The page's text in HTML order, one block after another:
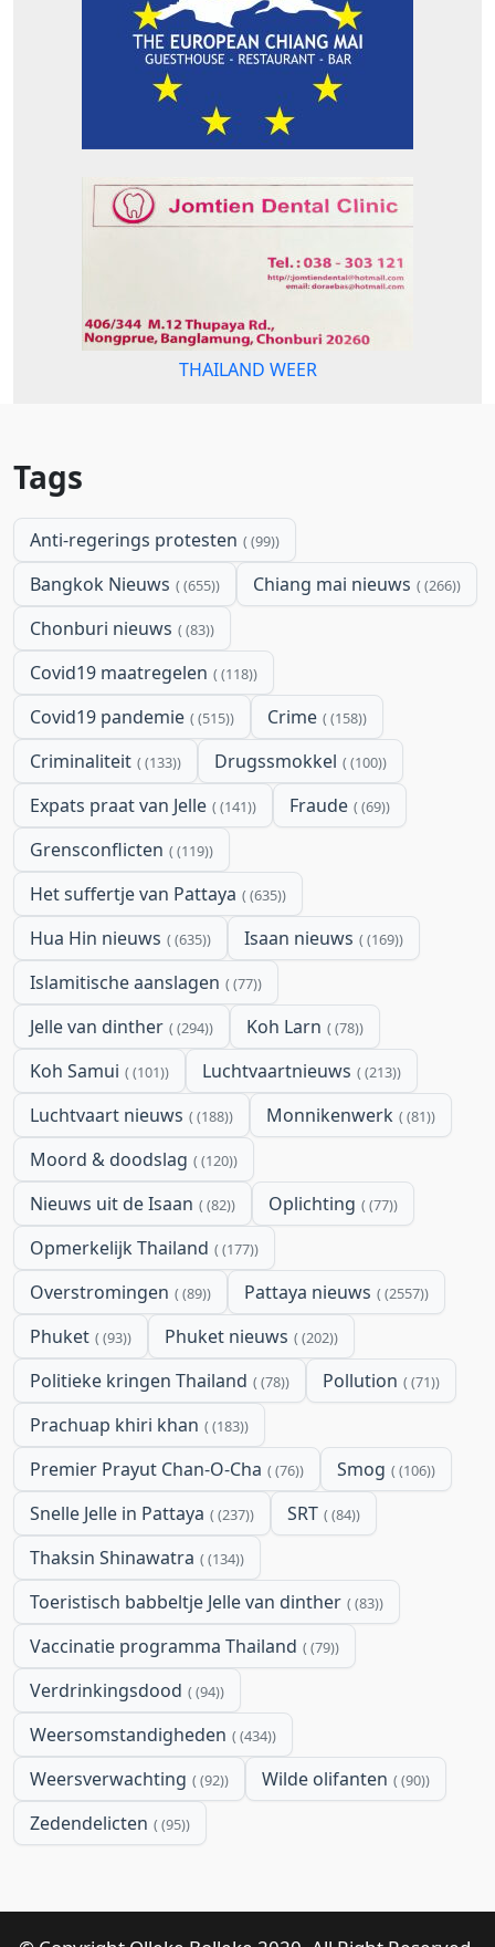
THAILAND WEER
Tags
Anti-regerings protesten (99)
Bangkok Nieuws (655) Chiang mai nieuws (266)
Chonburi nieuws (83)
Covid19 maatregelen (118)
Covid19 pandemie (515) Crime (158)
Criminaliteit (133) Drugssmokkel (100)
Expats praat van Jelle (141) Fraude (69)
Grensconflicten (119)
Het suffertje van Pattaya (635)
Hua Hin nieuws (635) Isaan nieuws (169)
Islamitische aanslagen (77)
Jelle van dinther (294) Koh Larn (78)
Koh Samui (101) Luchtvaartnieuws (213)
Luchtvaart nieuws (188) Monnikenwerk (81)
Moord & doodslag (120)
Nieuws uit de Isaan (82) Oplichting (77)
Opmerkelijk Thailand (177)
Overstromingen (89) Pattaya nieuws (2557)
Phuket (93) Phuket nieuws (202)
Politieke kringen Thailand (78) Pollution (71)
Prachuap khiri khan (183)
Premier Prayut Chan-O-Cha (76) Smog (106)
Snelle Jelle in Pattaya (237) SRT (84)
Thaksin Shinawatra (134)
Toeristisch babbeltje Jelle van dinther (83)
Vaccinatie programma Thailand (79)
Verdrinkingsdood (94)
Weersomstandigheden (434)
Weersverwachting (92) Wilde olifanten (90)
Zedendelicten (95)